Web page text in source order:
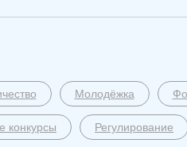
Молодёжка
конкурсы Регулирование